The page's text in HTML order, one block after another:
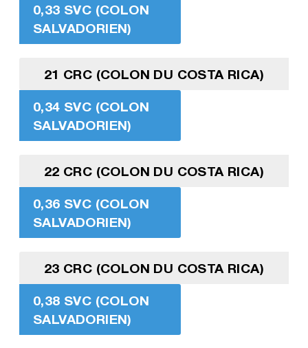
0,33 SVC (COLON
SALVADORIEN)
21 CRC (COLON DU COSTA RICA)
0,34 SVC (COLON
SALVADORIEN)
22 CRC (COLON DU COSTA RICA)
0,36 SVC (COLON
SALVADORIEN)
23 CRC (COLON DU COSTA RICA)
0,38 SVC (COLON
SALVADORIEN)